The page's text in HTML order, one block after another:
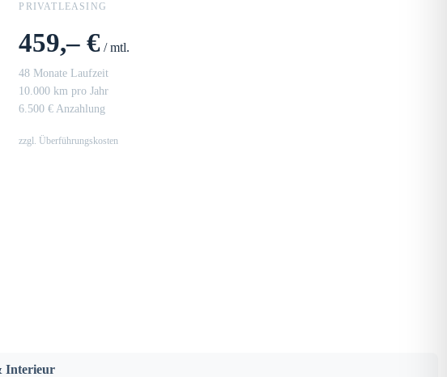
PRIVATLEASING
459,– € / mtl.
48 Monate Laufzeit
10.000 km pro Jahr
6.500 € Anzahlung
zzgl. Überführungskosten
Interieur